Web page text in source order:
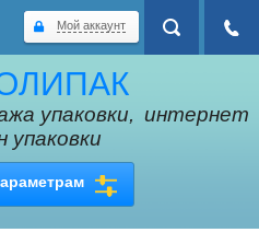
упаковки, интернет
упаковки
Мой аккаунт